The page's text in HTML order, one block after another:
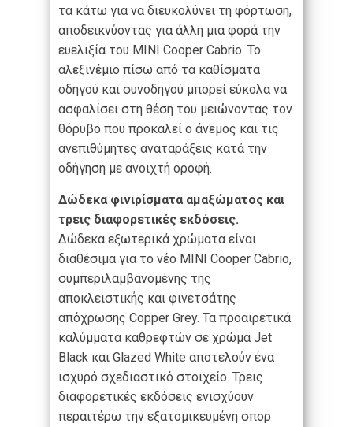
τα κάτω για να διευκολύνει τη φόρτωση,
αποδεικνύοντας για άλλη μια φορά την
ευελιξία του MINI Cooper Cabrio. Το
αλεξινέμιο πίσω από τα καθίσματα
οδηγού και συνοδηγού μπορεί εύκολα να
ασφαλίσει στη θέση του μειώνοντας τον
θόρυβο που προκαλεί ο άνεμος και τις
ανεπιθύμητες αναταράξεις κατά την
οδήγηση με ανοιχτή οροφή.
Δώδεκα φινιρίσματα αμαξώματος και
τρεις διαφορετικές εκδόσεις.
Δώδεκα εξωτερικά χρώματα είναι
διαθέσιμα για το νέο MINI Cooper Cabrio,
συμπεριλαμβανομένης της
αποκλειστικής και φινετσάτης
απόχρωσης Copper Grey. Τα προαιρετικά
καλύμματα καθρεφτών σε χρώμα Jet
Black και Glazed White αποτελούν ένα
ισχυρό σχεδιαστικό στοιχείο. Τρεις
διαφορετικές εκδόσεις ενισχύουν
περαιτέρω την εξατομικευμένη σπορ